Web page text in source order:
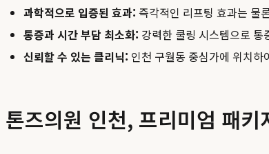
과학적으로 입증된 효과: 즉각적인 리프팅 효과는 물
통증과 시간 부담 최소화: 강력한 쿨링 시스템으로
신뢰할 수 있는 클리닉: 인천 구월동 중심가에 위치
톤즈의원 인천, 프리미엄 패키